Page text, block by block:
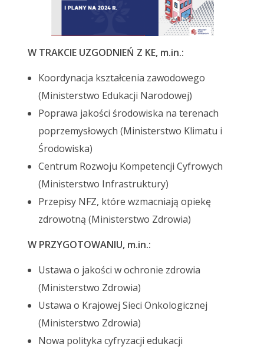
W TRAKCIE UZGODNIEŃ Z KE, m.in.:
Koordynacja kształcenia zawodowego
(Ministerstwo Edukacji Narodowej)
Poprawa jakości środowiska na terenach
poprzemysłowych (Ministerstwo Klimatu i
Środowiska)
Centrum Rozwoju Kompetencji Cyfrowych
(Ministerstwo Infrastruktury)
Przepisy NFZ, które wzmacniają opiekę
zdrowotną (Ministerstwo Zdrowia)
W PRZYGOTOWANIU, m.in.:
Ustawa o jakości w ochronie zdrowia
(Ministerstwo Zdrowia)
Ustawa o Krajowej Sieci Onkologicznej
(Ministerstwo Zdrowia)
Nowa polityka cyfryzacji edukacji